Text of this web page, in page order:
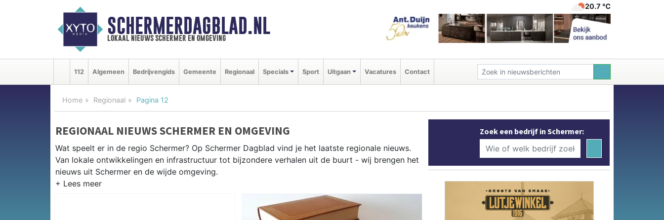
SCHERMERDAGBLAD.NL
lokaal nieuws schermer en omgeving
20.7 ℃
112 Algemeen Bedrijvengids Gemeente Regionaal Specials Sport Uitgaan Vacatures Contact
Home Regionaal Pagina 12
REGIONAAL NIEUWS SCHERMER EN OMGEVING
Wat speelt er in de regio Schermer? Op Schermer Dagblad vind je het laatste regionale nieuws.
Van lokale ontwikkelingen en infrastructuur tot bijzondere verhalen uit de buurt - wij brengen het
nieuws uit Schermer en de wijde omgeving.
Naast de Schermer volgen wij ook het nieuws uit Alkmaar, Heiloo, Langedijk en andere
Zoek een bedrijf in Schermer: